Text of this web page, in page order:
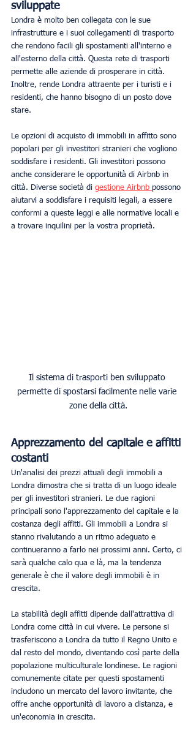
sviluppate
Londra è molto ben collegata con le sue
infrastrutture e i suoi collegamenti di trasporto
che rendono facili gli spostamenti all'interno e
all'esterno della città. Questa rete di trasporti
permette alle aziende di prosperare in città.
Inoltre, rende Londra attraente per i turisti e i
residenti, che hanno bisogno di un posto dove
stare.
Le opzioni di acquisto di immobili in affitto sono
popolari per gli investitori stranieri che vogliono
soddisfare i residenti. Gli investitori possono
anche considerare le opportunità di Airbnb in
città. Diverse società di gestione Airbnb possono
aiutarvi a soddisfare i requisiti legali, a essere
conformi a queste leggi e alle normative locali e
a trovare inquilini per la vostra proprietà.
Il sistema di trasporti ben sviluppato
permette di spostarsi facilmente nelle varie
zone della città.
Apprezzamento del capitale e affitti
costanti
Un'analisi dei prezzi attuali degli immobili a
Londra dimostra che si tratta di un luogo ideale
per gli investitori stranieri. Le due ragioni
principali sono l'apprezzamento del capitale e la
costanza degli affitti. Gli immobili a Londra si
stanno rivalutando a un ritmo adeguato e
continueranno a farlo nei prossimi anni. Certo, ci
sarà qualche calo qua e là, ma la tendenza
generale è che il valore degli immobili è in
crescita.
La stabilità degli affitti dipende dall'attrattiva di
Londra come città in cui vivere. Le persone si
trasferiscono a Londra da tutto il Regno Unito e
dal resto del mondo, diventando così parte della
popolazione multiculturale londinese. Le ragioni
comunemente citate per questi spostamenti
includono un mercato del lavoro invitante, che
offre anche opportunità di lavoro a distanza, e
un'economia in crescita.